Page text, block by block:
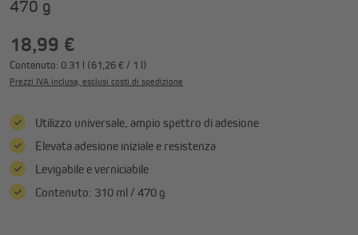
470 g
18,99 €
Contenuto: 0.31 l (61,26 € / 1 l)
Prezzi IVA inclusa, esclusi costi di spedizione
Utilizzo universale, ampio spettro di adesione
Elevata adesione iniziale e resistenza
Levigabile e verniciabile
Contenuto: 310 ml / 470 g